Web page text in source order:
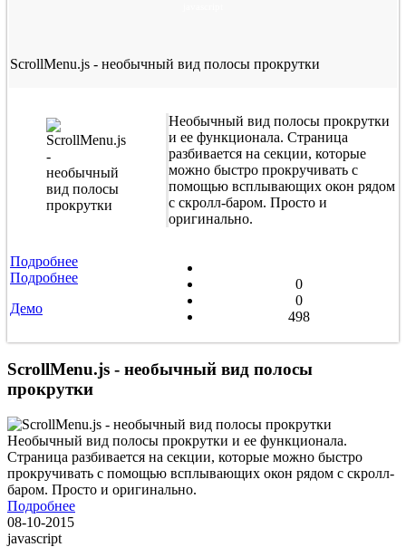
ScrollMenu.js - необычный вид полосы прокрутки
Необычный вид полосы прокрутки
и ее функционала. Страница
разбивается на секции, которые
можно быстро прокручивать с
помощью всплывающих окон рядом
с скролл-баром. Просто и
оригинально.
Подробнее
Подробнее
Демо
0
0
498
ScrollMenu.js - необычный вид полосы
прокрутки
Необычный вид полосы прокрутки и ее функционала.
Страница разбивается на секции, которые можно быстро
прокручивать с помощью всплывающих окон рядом с скролл-
баром. Просто и оригинально.
Подробнее
08-10-2015
javascript